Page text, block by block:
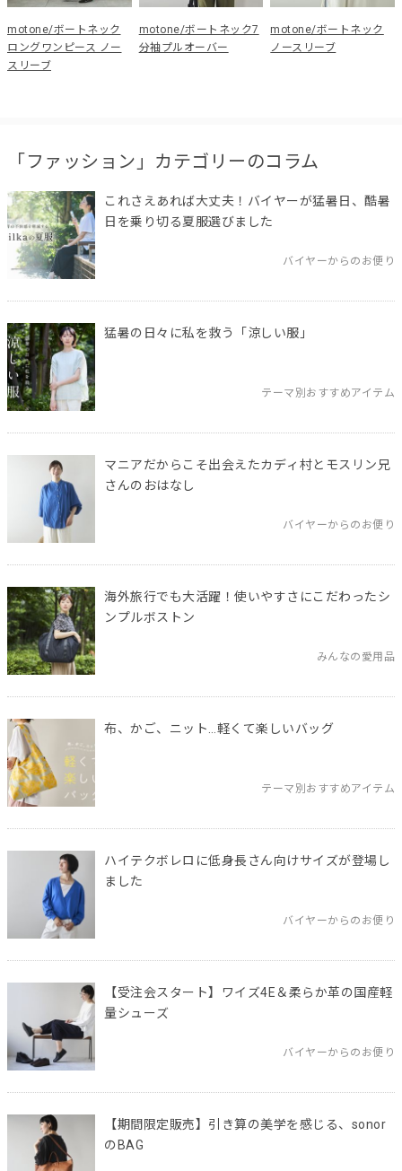
motone/ボートネック
ロングワンピース ノー
スリーブ
motone/ボートネック7
分袖プルオーバー
motone/ボートネック
ノースリーブ
「ファッション」カテゴリーのコラム
これさえあれば大丈夫！バイヤーが猛暑日、酷暑
日を乗り切る夏服選びました
バイヤーからのお便り
猛暑の日々に私を救う「涼しい服」
テーマ別おすすめアイテム
マニアだからこそ出会えたカディ村とモスリン兄
さんのおはなし
バイヤーからのお便り
海外旅行でも大活躍！使いやすさにこだわったシ
ンプルボストン
みんなの愛用品
布、かご、ニット…軽くて楽しいバッグ
テーマ別おすすめアイテム
ハイテクボレロに低身長さん向けサイズが登場し
ました
バイヤーからのお便り
【受注会スタート】ワイズ4E＆柔らか革の国産軽
量シューズ
バイヤーからのお便り
【期間限定販売】引き算の美学を感じる、sonor
のBAG